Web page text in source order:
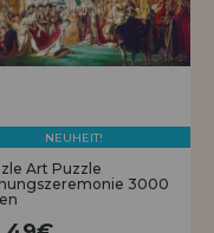
NEUHEIT!
Art Puzzle
3000